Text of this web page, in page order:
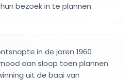
bezoek in te plannen.
in de jaren 1960
aan sloop toen plannen
uit de baai van